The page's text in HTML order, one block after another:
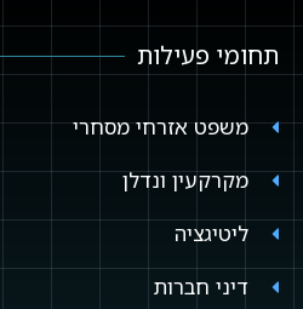
תחומי פעילות
משפט אזרחי מסחרי
מקרקעין ונדלן
ליטיגציה
דיני חברות